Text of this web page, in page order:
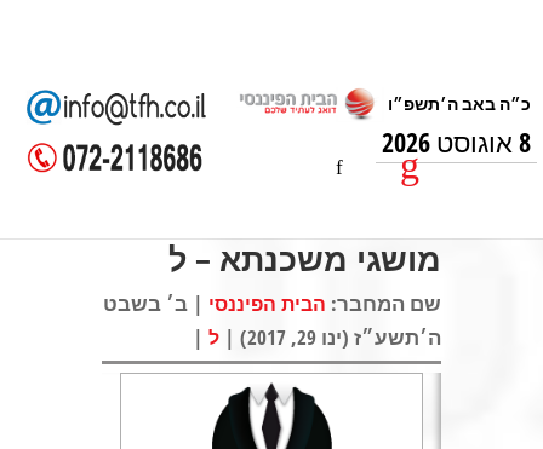
8 אוגוסט 2026
מושגי משכנתא – ל
שם המחבר: הבית הפיננסי | ב׳ בשבט
ה׳תשע״ז (ינו 29, 2017) |
ל |